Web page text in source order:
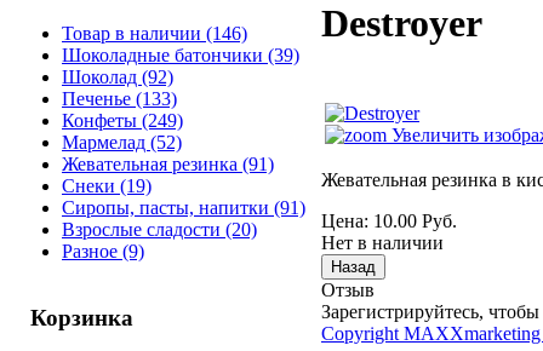
Товар в наличии (146)
Шоколадные батончики (39)
Шоколад (92)
Печенье (133)
Конфеты (249)
Мармелад (52)
Жевательная резинка (91)
Снеки (19)
Сиропы, пасты, напитки (91)
Взрослые сладости (20)
Разное (9)
Корзинка
Destroyer
Увеличить
Жевательная резинка в
Цена: 10.00 Руб.
Нет в наличии
Отзыв
Зарегистрируйтесь, чтобы
Copyright MAXXmarketing